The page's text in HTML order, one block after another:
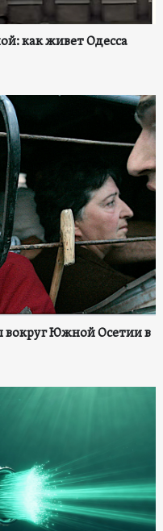
как живет Одесса
вокруг Южной Осетии в